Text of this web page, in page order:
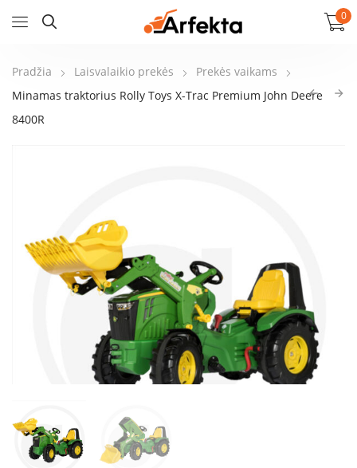
0
Pradžia Laisvalaikio prekės
Prekės vaikams
Minamas traktorius Rolly Toys X-Trac Premium John Deere
8400R